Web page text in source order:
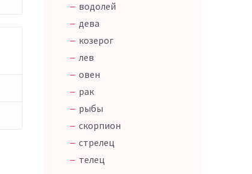
водолей
дева
козерог
лев
овен
рак
рыбы
скорпион
стрелец
телец